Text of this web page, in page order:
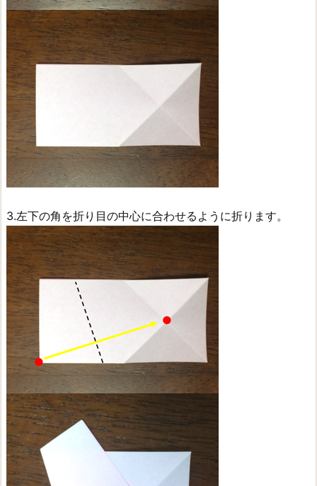
3.左下の角を折り目の中心に合わせるように折ります。